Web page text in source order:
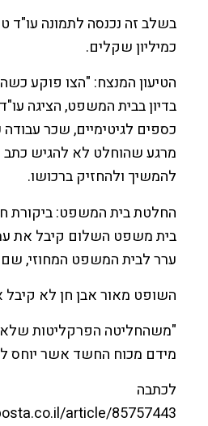
בשלב זה נכנסה לתמונה עו"ד
כמיליון שקלים.
הטיעון המנצח: "הצו פוקע
בדיון בבית המשפט, הציגה
כספים לגיטימיים, שכר
מרגע שהוחלט לא להגיש כתב
להמשיך ולהחזיק ברכושו.
החלטת בית המשפט: ביקורת
בית משפט השלום קיבל את
ערר לבית המשפט המחוזי, שם
השופט מאור אבן חן לא קיבל
"משהחליטה הפרקליטות
מידם מכוח החשד אשר יוחס
לכתבה
article/85757443/